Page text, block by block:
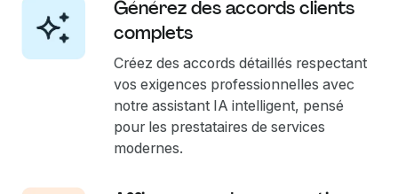
Générez des accords clients
complets
Créez des accords détaillés respectant
vos exigences professionnelles avec
notre assistant IA intelligent, pensé
pour les prestataires de services
modernes.